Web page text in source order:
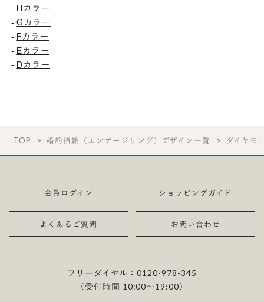
- Hカラー
-Gカラー
- Fカラー
- Eカラー
- Dカラー
TOP 婚約指輪（エンゲージリング）デザイン一覧 ダイヤモ
会員ログイン ショッピングガイド
よくあるご質問 お問い合わせ
フリーダイヤル：0120-978-345
（受付時間 10:00〜19:00）